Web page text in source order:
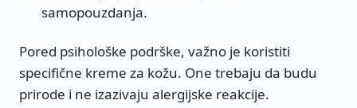
samopouzdanja.
Pored psihološke podrške, važno je koristiti
specifične kreme za kožu. One trebaju da budu
prirode i ne izazivaju alergijske reakcije.